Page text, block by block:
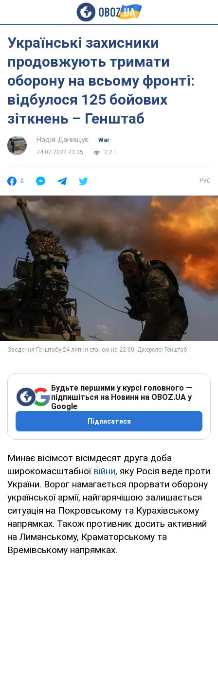
Українські захисники
продовжують тримати
оборону на всьому фронті:
відбулося 125 бойових
зіткнень – Генштаб
Надія Данищук
War
24.07.2024 23:35
2,2 т.
0 РУС
Будьте першими у курсі головного —
підпишіться на Новини на OBOZ.UA у
Google
Підписатися
Минає вісімсот вісімдесят друга доба
широкомасштабної війни, яку Росія веде проти
України. Ворог намагається прорвати оборону
української армії, найгарячішою залишається
ситуація на Покровському та Курахівському
напрямках. Також противник досить активний
на Лиманському, Краматорському та
Времівському напрямках.